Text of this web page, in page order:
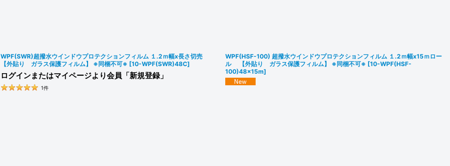
WPF(SWR)超撥水ウインドウプロテクションフィルム １.2ｍ幅x長さ切売
【外貼り ガラス保護フィルム】 ※同梱不可※ [10-WPF(SWR)48C]
ログインまたはマイページより会員「新規登録」
1件
WPF(HSF-100) 超撥水ウインドウプロテクションフィルム １.2ｍ幅x15ｍロー
ル 【外貼り ガラス保護フィルム】 ※同梱不可※ [10-WPF(HSF-
100)48x15m]